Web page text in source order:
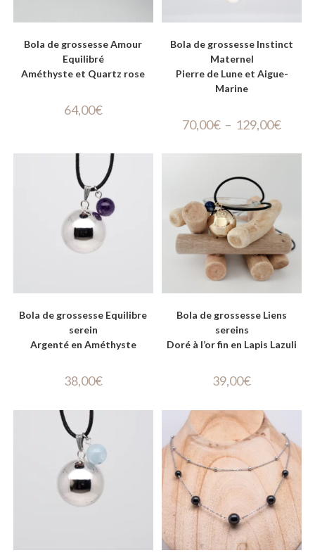
Bola de grossesse Amour
Equilibré
Améthyste et Quartz rose
64,00€
Bola de grossesse Instinct
Maternel
Pierre de Lune et Aigue-
Marine
70,00€ – 129,00€
Bola de grossesse Equilibre
serein
Argenté en Améthyste
38,00€
Bola de grossesse Liens
sereins
Doré à l’or fin en Lapis Lazuli
39,00€